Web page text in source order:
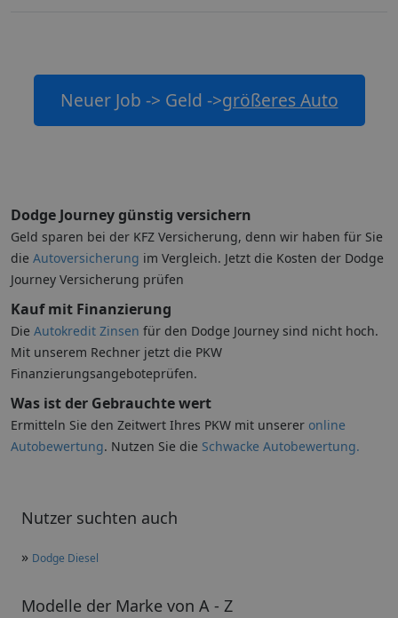
Nutzer suchten auch
» Dodge Diesel
Modelle der Marke von A - Z
Neuer Job -> Geld ->größeres Auto
Dodge Journey günstig versichern
Geld sparen bei der KFZ Versicherung, denn wir haben für Sie
die Autoversicherung im Vergleich. Jetzt die Kosten der Dodge
Journey Versicherung prüfen
Kauf mit Finanzierung
Die Autokredit Zinsen für den Dodge Journey sind nicht hoch.
Mit unserem Rechner jetzt die PKW
Finanzierungsangeboteprüfen.
Was ist der Gebrauchte wert
Ermitteln Sie den Zeitwert Ihres PKW mit unserer online
Autobewertung. Nutzen Sie die Schwacke Autobewertung.